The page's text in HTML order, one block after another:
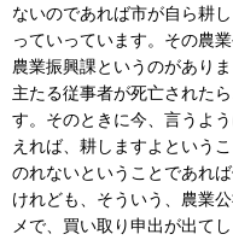
ないのであれば市が自ら耕
っていっています。その農
農業振興課というのがあり
主たる従事者が死亡された
す。そのときに今、言うよ
えれば、耕しますよという
のれないということであれ
けれども、そういう、農業
メで、買い取り申出が出て